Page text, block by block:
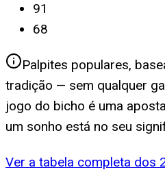
91
68
Palpites populares,
tradição — sem qualquer
jogo do bicho é uma
um sonho está no seu
Ver a tabela completa dos